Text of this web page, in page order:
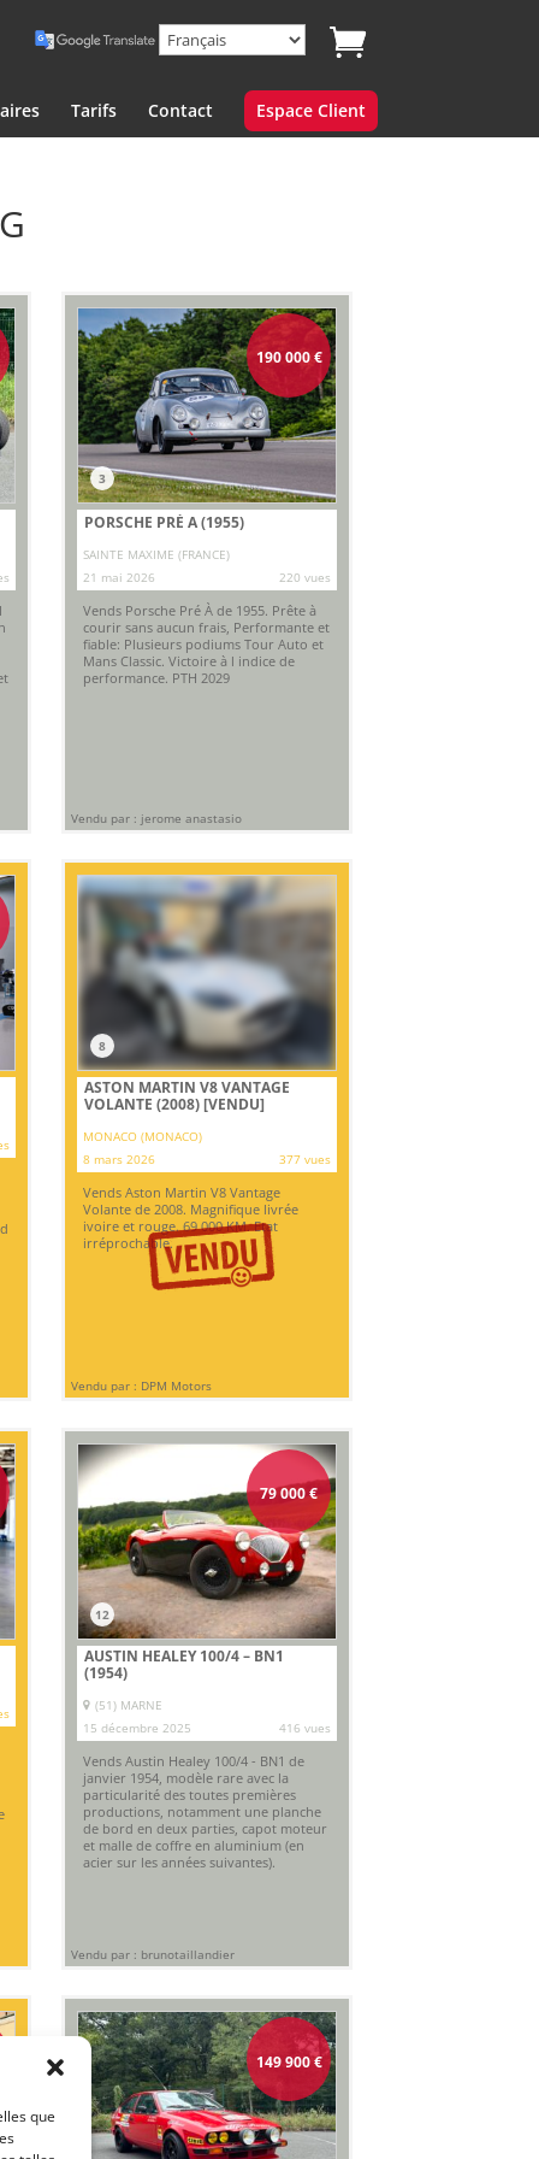
que
Tarifs Contact Espace Client
190 000€
3
PORSCHE PRÉ A (1955)
SAINTE MAXIME (FRANCE)
21 mai 2026
220 vues
Vends Porsche Pré À de 1955. Prête à
courir sans aucun frais, Performante et
fiable: Plusieurs podiums Tour Auto et
Mans Classic. Victoire à l indice de
performance. PTH 2029
Vendu par : jerome anastasio
8
ASTON MARTIN V8 VANTAGE
VOLANTE (2008)[VENDU]
MONACO (MONACO)
8 mars 2026
377 vues
Vends Aston Martin V8 Vantage
Volante de 2008. Magnifique livrée
ivoire et rouge. 69 000 KM. Etat
irréprochable.
Vendu par : DPM Motors
79 000€
12
AUSTIN HEALEY 100/4 – BN1
(1954)
(51) MARNE
15 décembre 2025
416 vues
Vends Austin Healey 100/4 - BN1 de
janvier 1954, modèle rare avec la
particularité des toutes premières
productions, notamment une planche
de bord en deux parties, capot moteur
et malle de coffre en aluminium (en
acier sur les années suivantes).
Vendu par : brunotaillandier
149 900€